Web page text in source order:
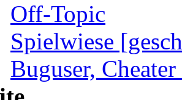
Off-Topic
Spielwiese
Buguser,